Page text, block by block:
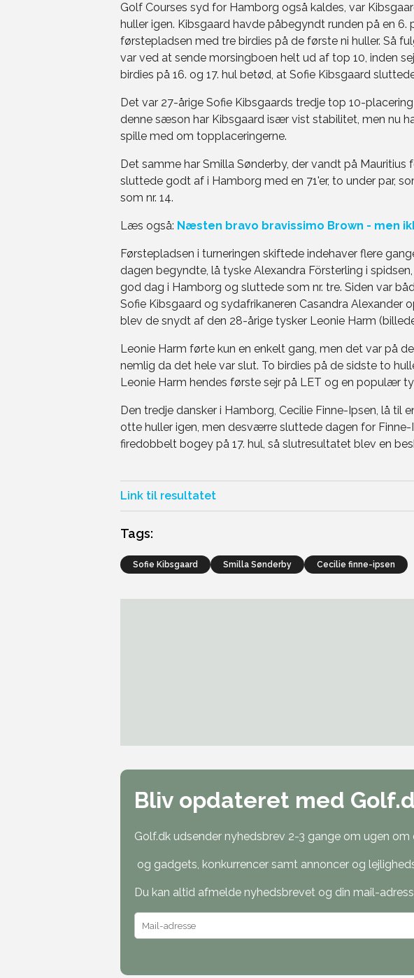
Golf Courses syd for Hamborg også kaldes, var
huller igen. Kibsgaard havde påbegyndt runden på en 6.
førstepladsen med tre birdies på de første ni huller. Så
var ved at sende morsingboen helt ud af top 10, inden
birdies på 16. og 17. hul betød, at Sofie Kibsgaard
Det var 27-årige Sofie Kibsgaards tredje top 10-
denne sæson har Kibsgaard især vist stabilitet, men nu
spille med om topplaceringerne.
Det samme har Smilla Sønderby, der vandt på Mauritius
sluttede godt af i Hamborg med en 71'er, to under par,
som nr. 14.
Læs også: Næsten bravo bravissimo Brown - men
Førstepladsen i turneringen skiftede indehaver flere
dagen begyndte, lå tyske Alexandra Försterling i
god dag i Hamborg og sluttede som nr. tre. Siden var
Sofie Kibsgaard og sydafrikaneren Casandra Alexander
blev de snydt af den 28-årige tysker Leonie Harm
Leonie Harm førte kun en enkelt gang, men det var på
nemlig da det hele var slut. To birdies på de sidste to
Leonie Harm hendes første sejr på LET og en populær
Den tredje dansker i Hamborg, Cecilie Finne-Ipsen, lå til
otte huller igen, men desværre sluttede dagen for
firedobbelt bogey på 17. hul, så slutresultatet blev en
Link til resultatet
Tags:
Sofie Kibsgaard Smilla Sønderby cecilie finne-ipsen
Bliv opdateret med
Golf.dk udsender nyhedsbrev 2-3 gange om ugen
og gadgets, konkurrencer samt annoncer og
Du kan altid afmelde nyhedsbrevet og din mail-